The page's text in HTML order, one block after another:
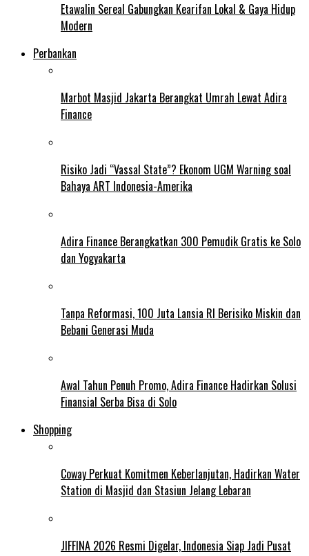
Etawalin Sereal Gabungkan Kearifan Lokal & Gaya Hidup
Modern
Perbankan
Marbot Masjid Jakarta Berangkat Umrah Lewat Adira
Finance
Risiko Jadi “Vassal State”? Ekonom UGM Warning soal
Bahaya ART Indonesia-Amerika
Adira Finance Berangkatkan 300 Pemudik Gratis ke Solo
dan Yogyakarta
Tanpa Reformasi, 100 Juta Lansia RI Berisiko Miskin dan
Bebani Generasi Muda
Awal Tahun Penuh Promo, Adira Finance Hadirkan Solusi
Finansial Serba Bisa di Solo
Shopping
Coway Perkuat Komitmen Keberlanjutan, Hadirkan Water
Station di Masjid dan Stasiun Jelang Lebaran
JIFFINA 2026 Resmi Digelar, Indonesia Siap Jadi Pusat